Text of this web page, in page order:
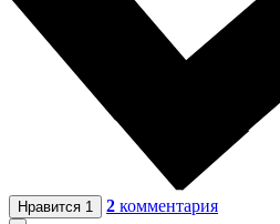
Нравится 1 2 комментария